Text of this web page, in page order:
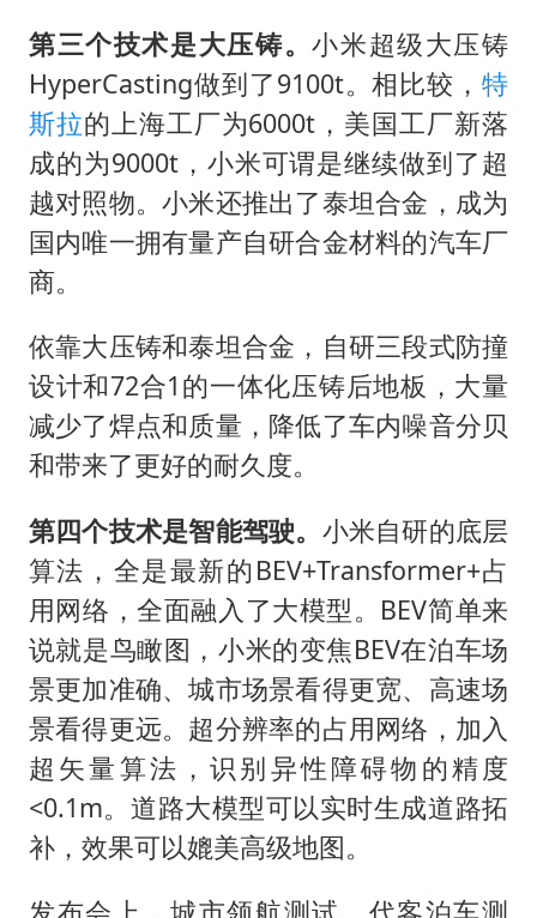
第三个技术是大压铸。小米超级大压铸
HyperCasting做到了9100t。相比较，特
斯拉的上海工厂为6000t，美国工厂新落
成的为9000t，小米可谓是继续做到了超
越对照物。小米还推出了泰坦合金，成为
国内唯一拥有量产自研合金材料的汽车厂
商。
依靠大压铸和泰坦合金，自研三段式防撞
设计和72合1的一体化压铸后地板，大量
减少了焊点和质量，降低了车内噪音分贝
和带来了更好的耐久度。
第四个技术是智能驾驶。 小米自研的底层
算法，全是最新的BEV+Transformer+占
用网络，全面融入了大模型。BEV简单来
说就是鸟瞰图，小米的变焦BEV在泊车场
景更加准确、城市场景看得更宽、高速场
景看得更远。超分辨率的占用网络，加入
超矢量算法，识别异性障碍物的精度
<0.1m。道路大模型可以实时生成道路拓
补，效果可以媲美高级地图。